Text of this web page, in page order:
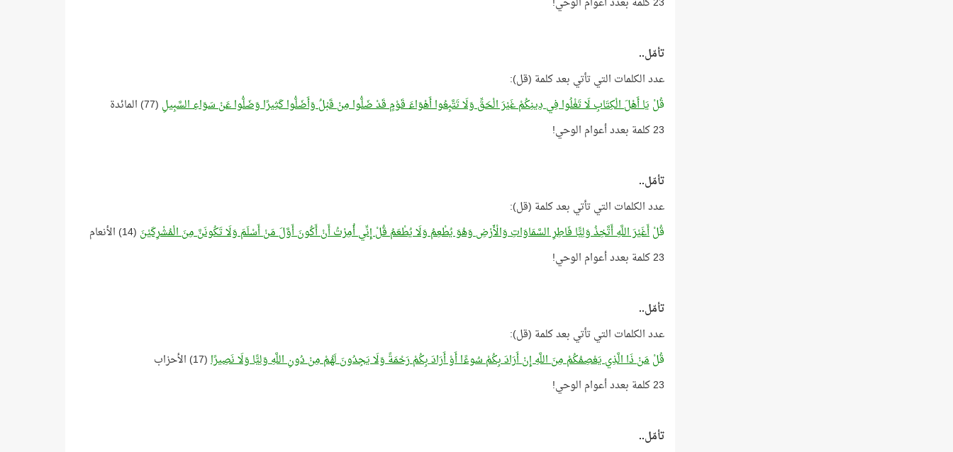
تأمّل..
عدد الكلمات التي تأتي بعد كلمة (قل):
قُلْ يَا أَهْلَ الْكِتَابِ لَا تَغْلُوا فِي دِينِكُمْ غَيْرَ الْحَقِّ وَلَا تَتَّبِعُوا أَهْوَاءَ قَوْمٍ قَدْ ضَلُّوا مِنْ قَبْلُ وَأَضَلُّوا كَثِيرًا وَضَلُّوا عَنْ سَوَاءِ السَّبِيلِ (77) المائدة
23 كلمة بعدد أعوام الوحي!
تأمّل..
عدد الكلمات التي تأتي بعد كلمة (قل):
قُلْأَغَيْرَ اللَّهِ أَتَّخِذُ وَلِيًّا فَاطِرِ السَّمَاوَاتِ وَالْأَرْضِ وَهُوَ يُطْعِمُ وَلَا يُطْعَمُ قُلْ إِنِّي أُمِرْتُ أَنْ أَكُونَ أَوَّلَ مَنْ أَسْلَمَ وَلَا تَكُونَنَّ مِنَ الْمُشْرِكَيْنَ (14) الأنعام
23 كلمة بعدد أعوام الوحي!
تأمّل..
عدد الكلمات التي تأتي بعد كلمة (قل):
قُلْمَنْ ذَا الَّذِي يَعْصِمُكُمْ مِنَ اللَّهِ إِنْ أَرَادَ بِكُمْ سُوءًا أَوْ أَرَادَ بِكُمْ رَحْمَةً وَلَا يَجِدُونَ لَهُمْ مِنْ دُونِ اللَّهِ وَلِيًّا وَلَا نَصِيرًا(17) الأحزاب
23 كلمة بعدد أعوام الوحي!
تأمّل..